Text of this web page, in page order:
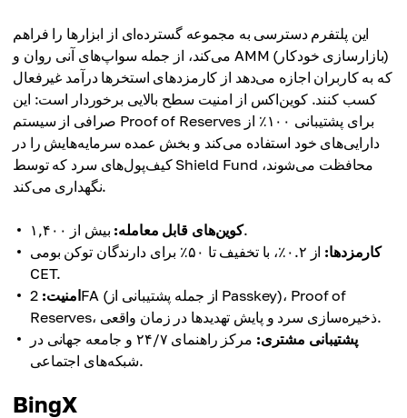
این پلتفرم دسترسی به مجموعه گسترده‌ای از ابزارها را فراهم
می‌کند، از جمله سواپ‌های آنی روان و AMM (بازارسازی خودکار)
که به کاربران اجازه می‌دهد از کارمزدهای استخرها درآمد غیرفعال
کسب کنند. کوین‌اکس از امنیت سطح بالایی برخوردار است: این
صرافی از سیستم Proof of Reserves برای پشتیبانی ۱۰۰٪ از
دارایی‌های خود استفاده می‌کند و بخش عمده سرمایه‌هایش را در
کیف‌پول‌های سرد که توسط Shield Fund محافظت می‌شوند،
نگهداری می‌کند.
کوین‌های قابل معامله:بیش از ۱,۴۰۰.
کارمزدها:
از ۰.۲٪، با تخفیف تا ۵۰٪ برای دارندگان توکن بومی
CET.
امنیت: 2FA (از جمله پشتیبانی از Passkey)، Proof of
Reserves، ذخیره‌سازی سرد و پایش تهدیدها در زمان واقعی.
پشتیبانی مشتری:
مرکز راهنمای ۲۴/۷ و جامعه جهانی در
شبکه‌های اجتماعی.
BingX